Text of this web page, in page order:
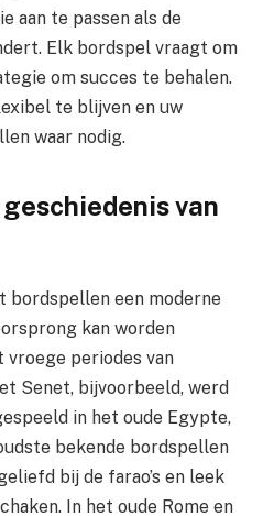
aan te passen als de
Elk bordspel vraagt om
om succes te behalen.
te blijven en uw
waar nodig.
van
bordspellen een moderne
kan worden
vroege periodes van
Senet, bijvoorbeeld, werd
in het oude Egypte,
bekende bordspellen
bij de farao’s en leek
In het oude Rome en